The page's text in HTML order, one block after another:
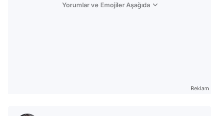
Yorumlar ve Emojiler Aşağıda
Reklam